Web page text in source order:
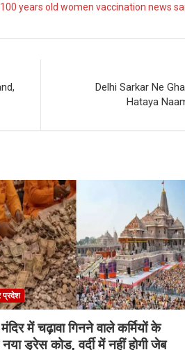
100 years old women vaccination news
Delhi Sarkar Ne
Hataya
प्रदेश
में चढ़ावा गिनने वाले कर्मियों के
नया ड्रेस कोड, वर्दी में नहीं होगी जेब